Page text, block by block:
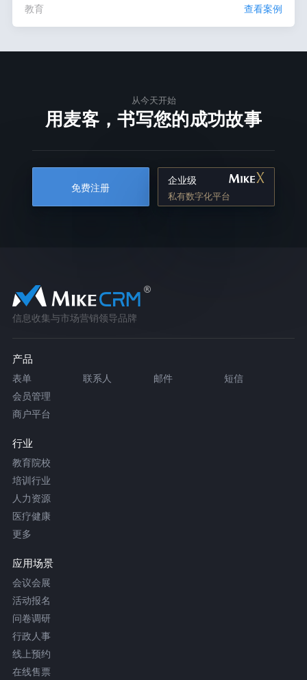
教育 查看案例
从今天开始
用麦客，书写您的成功故事
免费注册
企业级
私有数字化平台
信息收集与市场营销领导品牌
产品
表单 联系人 邮件
短信
会员管理
商户平台
行业
教育院校
培训行业
人力资源
医疗健康
更多
应用场景
会议会展
活动报名
问卷调研
行政人事
线上预约
在线售票